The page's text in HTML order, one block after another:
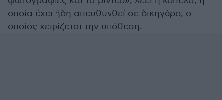
οποία έχει ήδη απευθυνθεί σε δικηγόρο, ο
οποίος χειρίζεται την υπόθεση.